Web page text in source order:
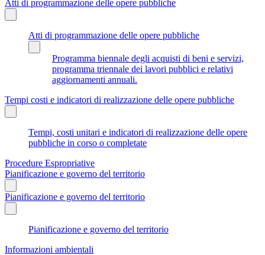
Atti di programmazione delle opere pubbliche
Atti di programmazione delle opere pubbliche
Programma biennale degli acquisti di beni e servizi,
programma triennale dei lavori pubblici e relativi
aggiornamenti annuali.
Tempi costi e indicatori di realizzazione delle opere pubbliche
Tempi, costi unitari e indicatori di realizzazione delle opere
pubbliche in corso o completate
Procedure Espropriative
Pianificazione e governo del territorio
Pianificazione e governo del territorio
Pianificazione e governo del territorio
Informazioni ambientali